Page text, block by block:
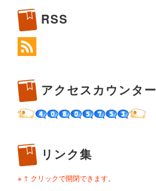
RSS
アクセスカウンター
リンク集
※ ↑ クリックで開閉できます。